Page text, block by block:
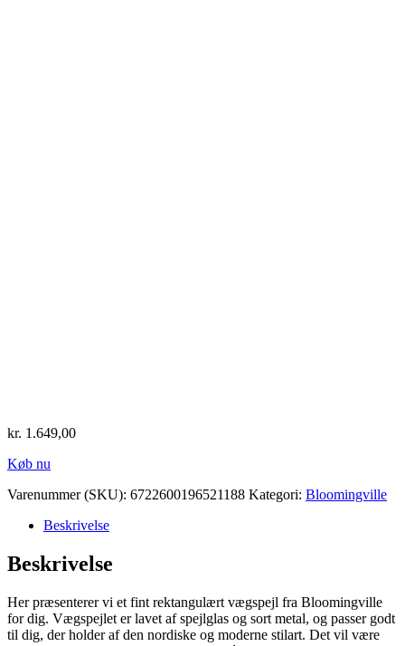
kr. 1.649,00
Køb nu
Varenummer (SKU): 6722600196521188 Kategori: Bloomingville
Beskrivelse
Beskrivelse
Her præsenterer vi et fint rektangulært vægspejl fra Bloomingville
for dig. Vægspejlet er lavet af spejlglas og sort metal, og passer godt
til dig, der holder af den nordiske og moderne stilart. Det vil være